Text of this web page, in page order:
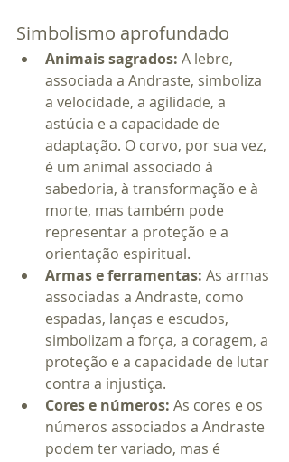
Simbolismo aprofundado
Animais sagrados: A lebre,
associada a Andraste, simboliza
a velocidade, a agilidade, a
astúcia e a capacidade de
adaptação. O corvo, por sua vez,
é um animal associado à
sabedoria, à transformação e à
morte, mas também pode
representar a proteção e a
orientação espiritual.
Armas e ferramentas: As armas
associadas a Andraste, como
espadas, lanças e escudos,
simbolizam a força, a coragem, a
proteção e a capacidade de lutar
contra a injustiça.
Cores e números: As cores e os
números associados a Andraste
podem ter variado, mas é